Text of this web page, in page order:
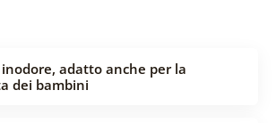
adatto anche per la
dei bambini